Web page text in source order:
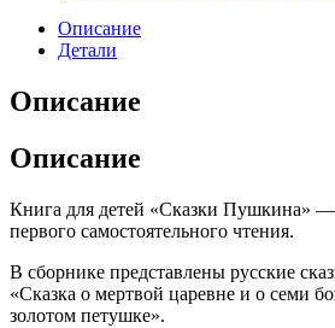
Описание
Детали
Описание
Описание
Книга для детей «Сказки Пушкина»
первого самостоятельного чтения.
В сборнике представлены русские
«Сказка о мертвой царевне и о семи
золотом петушке».